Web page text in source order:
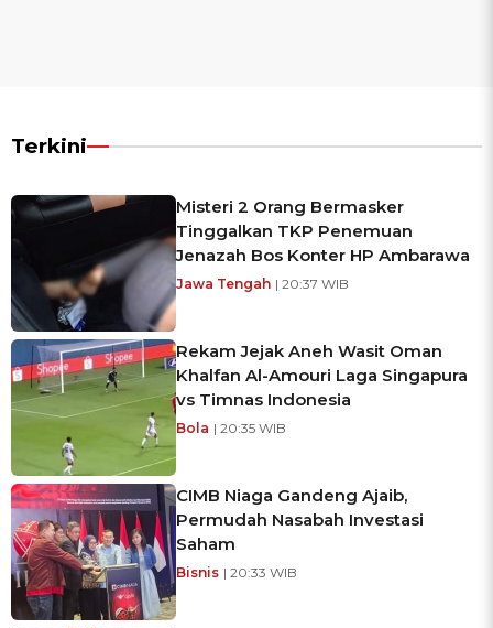
Terkini
Misteri 2 Orang Bermasker
Tinggalkan TKP Penemuan
Jenazah Bos Konter HP Ambarawa
Jawa Tengah | 20:37 WIB
Rekam Jejak Aneh Wasit Oman
Khalfan Al-Amouri Laga Singapura
vs Timnas Indonesia
Bola | 20:35 WIB
CIMB Niaga Gandeng Ajaib,
Permudah Nasabah Investasi
Saham
Bisnis | 20:33 WIB